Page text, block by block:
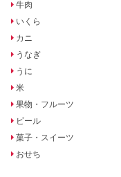
牛肉
いくら
カニ
うなぎ
うに
米
果物・フルーツ
ビール
菓子・スイーツ
おせち